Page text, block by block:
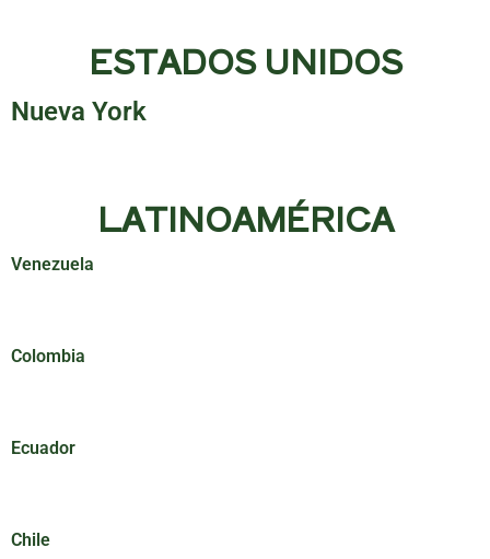
ESTADOS UNIDOS
Nueva York
LATINOAMÉRICA
Venezuela
Colombia
Ecuador
Chile